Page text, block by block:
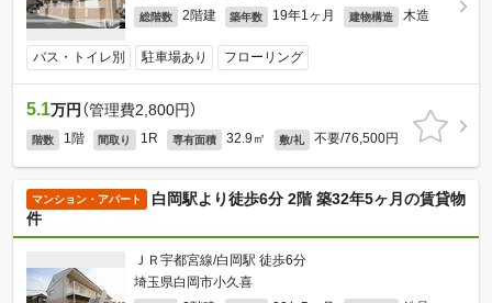
総階数 2階建 築年数 19年1ヶ月 建物構造 木造
バス・トイレ別 駐車場あり フローリング
5.1万円 （管理費2,800円）
階数 1階 間取り 1R 専有面積 32.9㎡ 敷/礼 不要/76,500円
マンション・アパート
白岡駅より徒歩6分 2階 築32年5ヶ月の賃貸物
件
ＪＲ宇都宮線/白岡駅 徒歩6分
埼玉県白岡市小久喜